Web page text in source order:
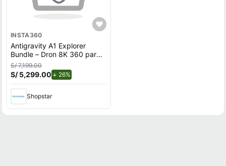
INSTA360
Antigravity A1 Explorer
Bundle – Dron 8K 360 para
Vuelo Inmersivo
S/ 7,199.00
S/ 5,299.00 26%
Shopstar